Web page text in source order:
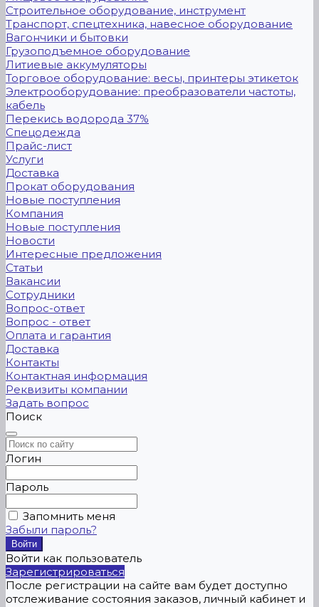
Строительное оборудование, инструмент
Транспорт, спецтехника, навесное оборудование
Вагончики и бытовки
Грузоподъемное оборудование
Литиевые аккумуляторы
Торговое оборудование: весы, принтеры этикеток
Электрооборудование: преобразователи частоты,
кабель
Перекись водорода 37%
Спецодежда
Прайс-лист
Услуги
Доставка
Прокат оборудования
Новые поступления
Компания
Новые поступления
Новости
Интересные предложения
Статьи
Вакансии
Сотрудники
Вопрос-ответ
Вопрос - ответ
Оплата и гарантия
Доставка
Контакты
Контактная информация
Реквизиты компании
Задать вопрос
Поиск
Логин
Пароль
Запомнить меня
Забыли пароль?
Войти как пользователь
Зарегистрироваться
После регистрации на сайте вам будет доступно
отслеживание состояния заказов, личный кабинет и